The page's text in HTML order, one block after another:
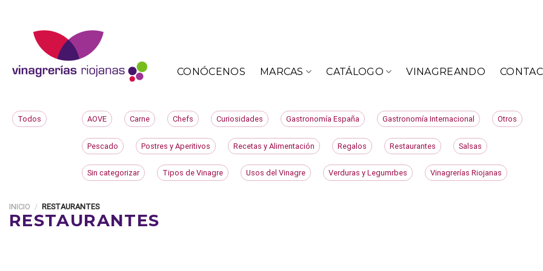
CONÓCENOS MARCAS CATÁLOGO VINAGREANDO
Todos AOVE Carne Chefs Curiosidades Gastronomía España Gastronomía Internacional Otros
Pescado Postres y Aperitivos Recetas y Alimentación Regalos Restaurantes Salsas
Sin categorizar Tipos de Vinagre Usos del Vinagre Verduras y Legumrbes Vinagrerías Riojanas
INICIO / RESTAURANTES
RESTAURANTES